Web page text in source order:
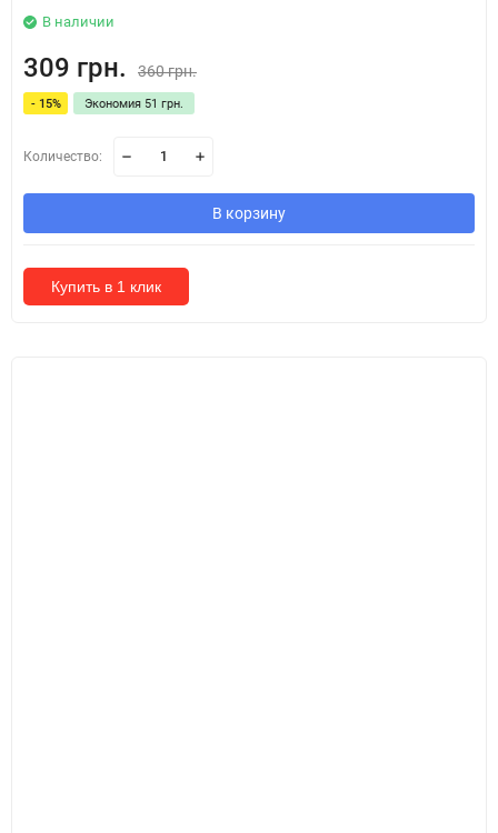
В наличии
309 грн. 360 грн.
- 15% Экономия 51 грн.
Количество:
В корзину
Купить в 1 клик